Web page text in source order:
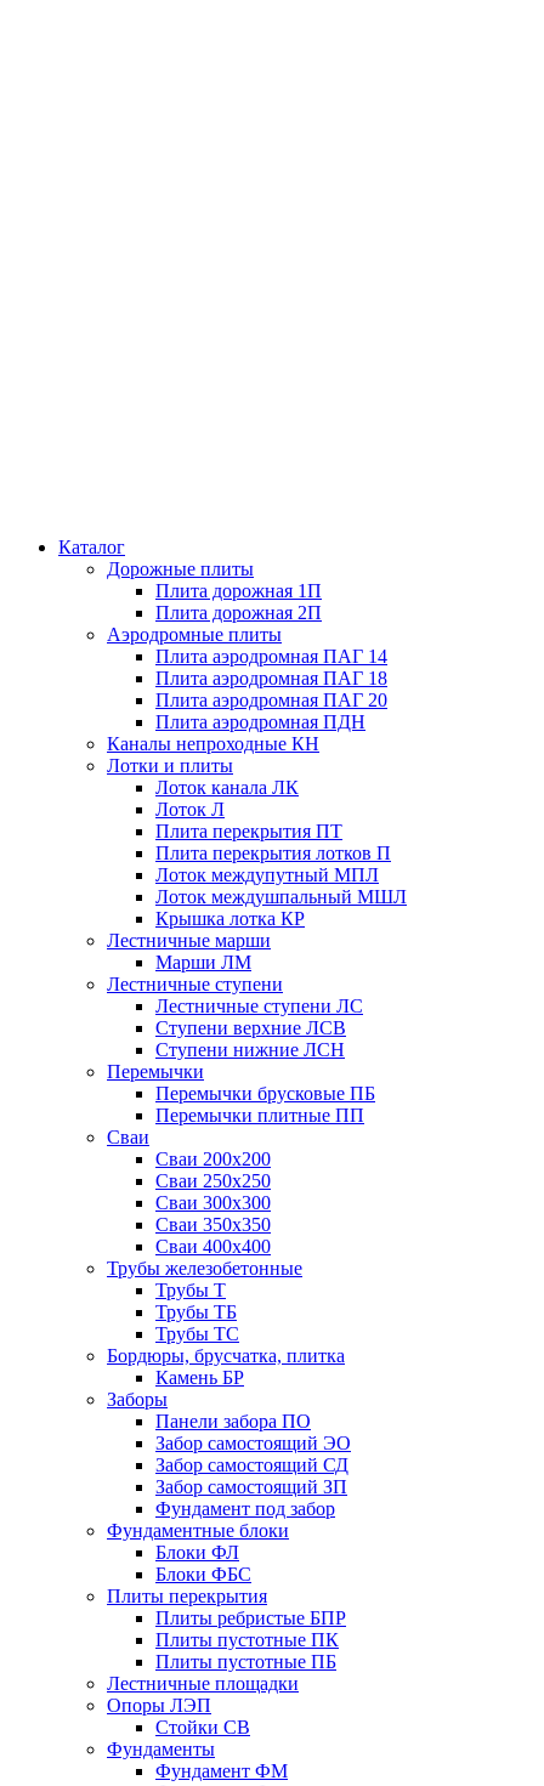
Каталог
Дорожные плиты
Плита дорожная 1П
Плита дорожная 2П
Аэродромные плиты
Плита аэродромная ПАГ 14
Плита аэродромная ПАГ 18
Плита аэродромная ПАГ 20
Плита аэродромная ПДН
Каналы непроходные КН
Лотки и плиты
Лоток канала ЛК
Лоток Л
Плита перекрытия ПТ
Плита перекрытия лотков П
Лоток междупутный МПЛ
Лоток междушпальный МШЛ
Крышка лотка КР
Лестничные марши
Марши ЛМ
Лестничные ступени
Лестничные ступени ЛС
Ступени верхние ЛСВ
Ступени нижние ЛСН
Перемычки
Перемычки брусковые ПБ
Перемычки плитные ПП
Сваи
Сваи 200х200
Сваи 250х250
Сваи 300х300
Сваи 350х350
Сваи 400х400
Трубы железобетонные
Трубы Т
Трубы ТБ
Трубы ТС
Бордюры, брусчатка, плитка
Камень БР
Заборы
Панели забора ПО
Забор самостоящий ЭО
Забор самостоящий СД
Забор самостоящий ЗП
Фyндамент под забор
Фундаментные блоки
Блоки ФЛ
Блоки ФБС
Плиты перекрытия
Плиты ребристые БПР
Плиты пустотные ПК
Плиты пустотные ПБ
Лестничные площадки
Опоры ЛЭП
Стойки СВ
Фундаменты
Фyндамент ФМ